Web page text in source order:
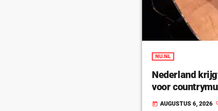
NU.NL
Nederland
voor
today AUGUSTUS 6, 2026